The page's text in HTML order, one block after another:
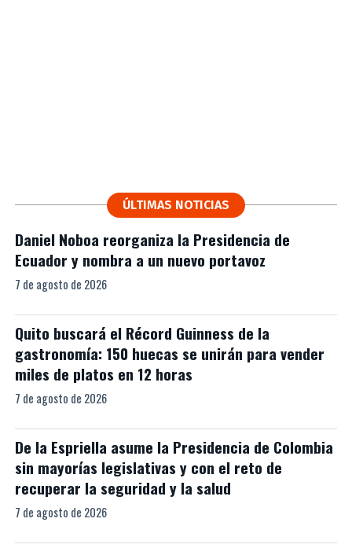
ÚLTIMAS NOTICIAS
Daniel Noboa reorganiza la Presidencia de
Ecuador y nombra a un nuevo portavoz
7 de agosto de 2026
Quito buscará el Récord Guinness de la
gastronomía: 150 huecas se unirán para vender
miles de platos en 12 horas
7 de agosto de 2026
De la Espriella asume la Presidencia de Colombia
sin mayorías legislativas y con el reto de
recuperar la seguridad y la salud
7 de agosto de 2026